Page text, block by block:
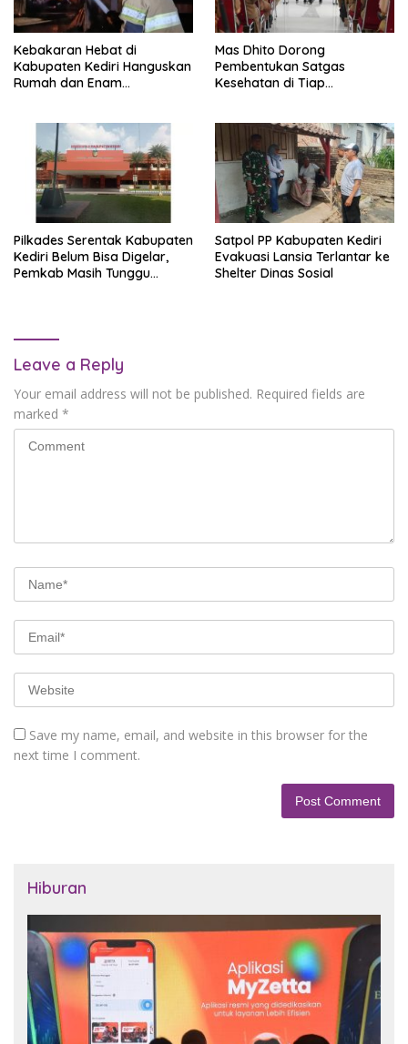
Kebakaran Hebat di
Kabupaten Kediri Hanguskan
Rumah dan Enam
Dikerahkan
Mas Dhito Dorong
Pembentukan Satgas
Kesehatan di Tiap
Pilkades Serentak Kabupaten
Kediri Belum Bisa Digelar,
Pemkab Masih Tunggu
Satpol PP Kabupaten Kediri
Evakuasi Lansia Terlantar ke
Shelter Dinas Sosial
Leave a Reply
Your email address will not be published. Required fields are
marked *
Save my name, email, and website in this browser for the
next time I comment.
Hiburan